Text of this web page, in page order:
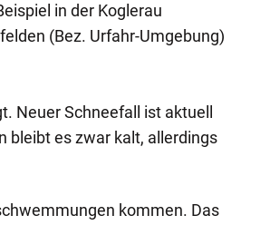
in der Koglerau
(Bez. Urfahr-Umgebung)
Neuer Schneefall ist aktuell
bleibt es zwar kalt, allerdings
kommen. Das